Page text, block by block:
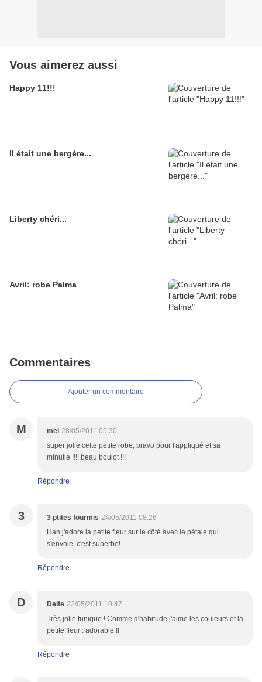
Vous aimerez aussi
Happy 11!!!
Il était une bergère...
Liberty chéri...
Avril: robe Palma
Commentaires
Ajouter un commentaire
M mel 28/05/2011 05:30
super jolie cette petite robe, bravo pour l'appliqué et sa
minutie !!!! beau boulot !!!
Répondre
3 3 ptites fourmis 24/05/2011 08:26
Han j'adore la petite fleur sur le côté avec le pétale qui
s'envole, c'est superbe!
Répondre
D Delfe 22/05/2011 10:47
Très jolie tunique ! Comme d'habitude j'aime les couleurs et la
petite fleur : adorable !!
Répondre